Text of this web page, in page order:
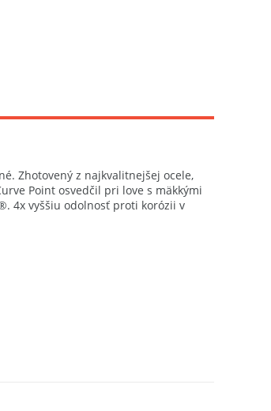
Zhotovený z najkvalitnejšej ocele,
Point osvedčil pri love s mäkkými
4x vyššiu odolnosť proti korózii v